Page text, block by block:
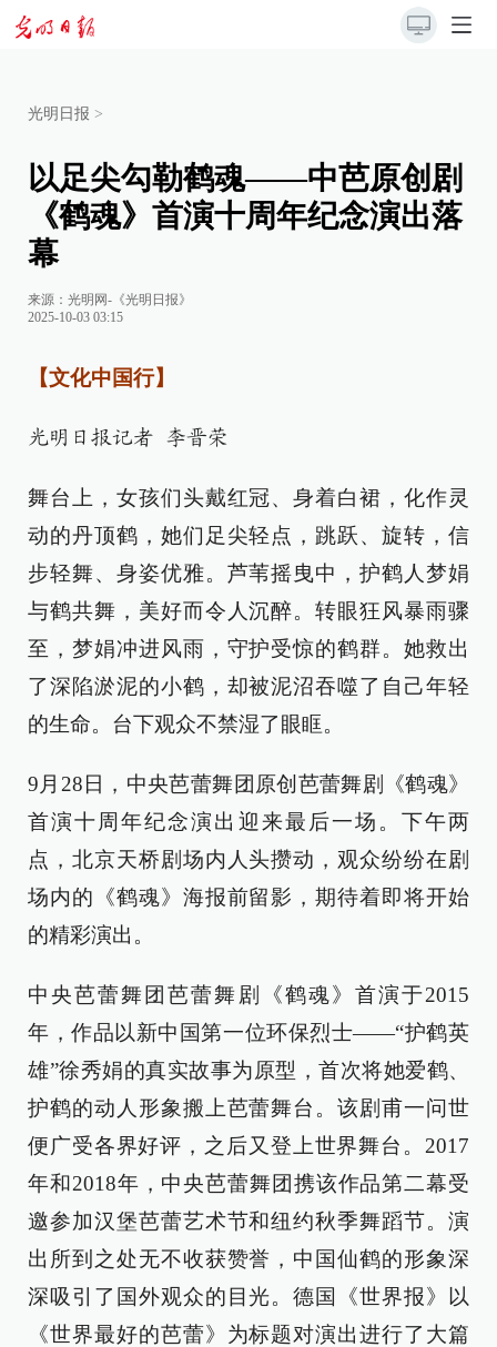
光明日报 >
以足尖勾勒鹤魂——中芭原创剧
《鹤魂》首演十周年纪念演出落
幕
来源： 光明网-《光明日报》
2025-10-03 03:15
【文化中国行】
光明日报记者 李晋荣
舞台上，女孩们头戴红冠、身着白裙，化作灵
动的丹顶鹤，她们足尖轻点，跳跃、旋转，信
步轻舞、身姿优雅。芦苇摇曳中，护鹤人梦娟
与鹤共舞，美好而令人沉醉。转眼狂风暴雨骤
至，梦娟冲进风雨，守护受惊的鹤群。她救出
了深陷淤泥的小鹤，却被泥沼吞噬了自己年轻
的生命。台下观众不禁湿了眼眶。
9月28日，中央芭蕾舞团原创芭蕾舞剧《鹤魂》
首演十周年纪念演出迎来最后一场。下午两
点，北京天桥剧场内人头攒动，观众纷纷在剧
场内的《鹤魂》海报前留影，期待着即将开始
的精彩演出。
中央芭蕾舞团芭蕾舞剧《鹤魂》首演于2015
年，作品以新中国第一位环保烈士——“护鹤英
雄”徐秀娟的真实故事为原型，首次将她爱鹤、
护鹤的动人形象搬上芭蕾舞台。该剧甫一问世
便广受各界好评，之后又登上世界舞台。2017
年和2018年，中央芭蕾舞团携该作品第二幕受
邀参加汉堡芭蕾艺术节和纽约秋季舞蹈节。演
出所到之处无不收获赞誉，中国仙鹤的形象深
深吸引了国外观众的目光。德国《世界报》以
《世界最好的芭蕾》为标题对演出进行了大篇